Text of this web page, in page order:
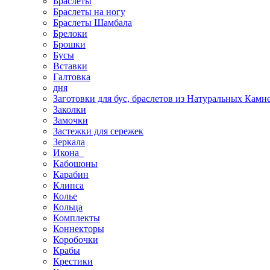
Браслеты на ногу
Браслеты Шамбала
Брелоки
Брошки
Бусы
Вставки
Галтовка
дня
Заготовки для бус, браслетов из Натуральных
Заколки
Замочки
Застежки для сережек
Зеркала
Икона
Кабошоны
Карабин
Клипса
Колье
Кольца
Комплекты
Коннекторы
Коробочки
Крабы
Крестики